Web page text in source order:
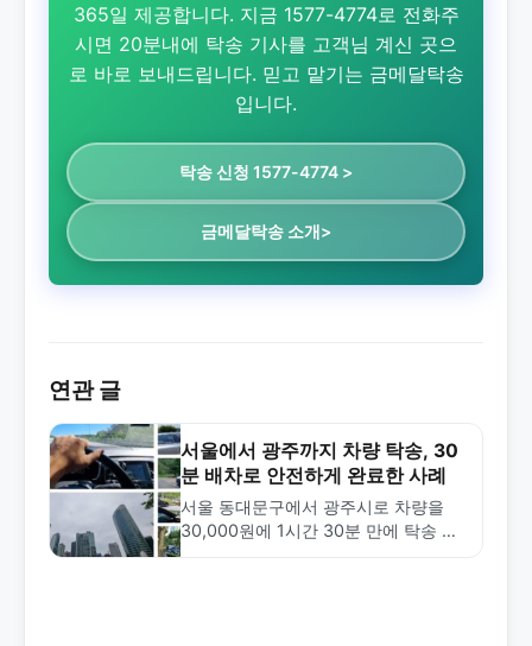
365일 제공합니다. 지금 1577-4774로 전화주
시면 20분내에 탁송 기사를 고객님 계신 곳으
로 바로 보내드립니다. 믿고 맡기는 금메달탁송
입니다.
탁송 신청 1577-4774 >
금메달탁송 소개>
연관 글
서울에서 광주까지 차량 탁송, 30
분 배차로 안전하게 완료한 사례
서울 동대문구에서 광주시로 차량을
30,000원에 1시간 30분 만에 탁송 완